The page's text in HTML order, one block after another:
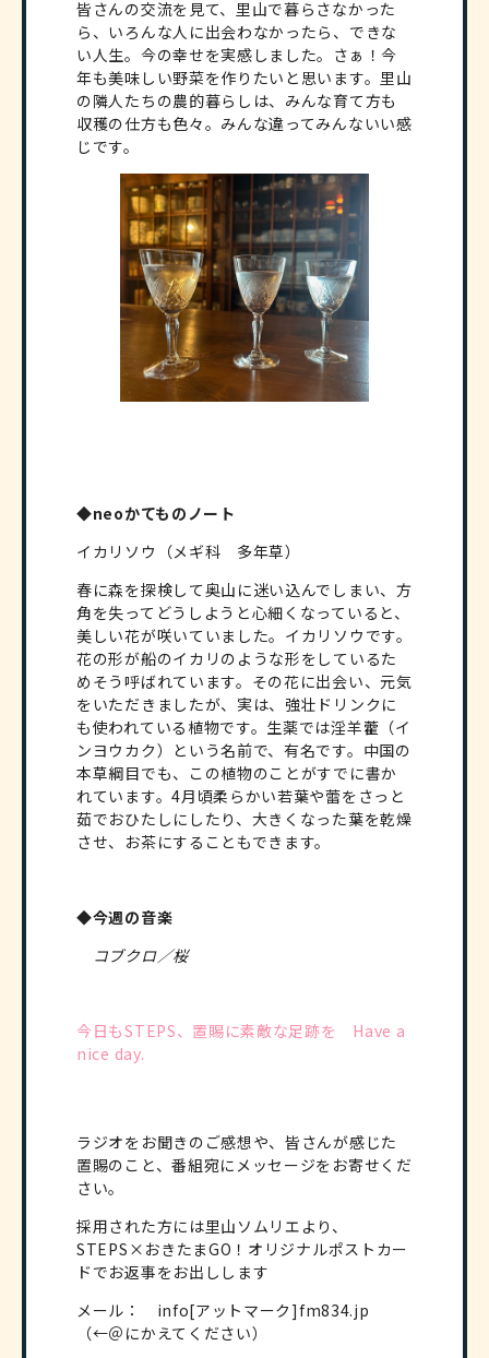
皆さんの交流を見て、里山で暮らさなかった
ら、いろんな人に出会わなかったら、できな
い人生。今の幸せを実感しました。さぁ！今
年も美味しい野菜を作りたいと思います。里山
の隣人たちの農的暮らしは、みんな育て方も
収穫の仕方も色々。みんな違ってみんないい感
じです。
◆neoかてものノート
イカリソウ（メギ科 多年草）
春に森を探検して奥山に迷い込んでしまい、方
角を失ってどうしようと心細くなっていると、
美しい花が咲いていました。イカリソウです。
花の形が船のイカリのような形をしているた
めそう呼ばれています。その花に出会い、元気
をいただきましたが、実は、強壮ドリンクに
も使われている植物です。生薬では淫羊藿（イ
ンヨウカク）という名前で、有名です。中国の
本草綱目でも、この植物のことがすでに書か
れています。4月頃柔らかい若葉や蕾をさっと
茹でおひたしにしたり、大きくなった葉を乾燥
させ、お茶にすることもできます。
◆今週の音楽
コブクロ／桜
今日もSTEPS、置賜に素敵な足跡を Have a
nice day.
ラジオをお聞きのご感想や、皆さんが感じた
置賜のこと、番組宛にメッセージをお寄せくだ
さい。
採用された方には里山ソムリエより、
STEPS×おきたまGO！オリジナルポストカー
ドでお返事をお出しします
メール： info[アットマーク]fm834.jp
（←＠にかえてください）